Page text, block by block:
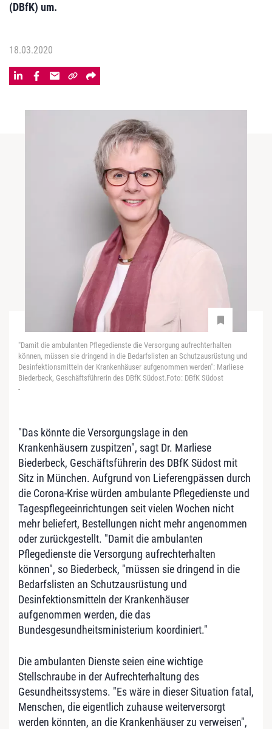
(DBfK) um.
18.03.2020
"Damit die ambulanten Pflegedienste die Versorgung aufrechterhalten
können, müssen sie dringend in die Bedarfslisten an Schutzausrüstung und
Desinfektionsmitteln der Krankenhäuser aufgenommen werden": Marliese
Biederbeck, Geschäftsführerin des DBfK Südost.Foto: DBfK Südost
-
"Das könnte die Versorgungslage in den
Krankenhäusern zuspitzen", sagt Dr. Marliese
Biederbeck, Geschäftsführerin des DBfK Südost mit
Sitz in München. Aufgrund von Lieferengpässen durch
die Corona-Krise würden ambulante Pflegedienste und
Tagespflegeeinrichtungen seit vielen Wochen nicht
mehr beliefert, Bestellungen nicht mehr angenommen
oder zurückgestellt. "Damit die ambulanten
Pflegedienste die Versorgung aufrechterhalten
können", so Biederbeck, "müssen sie dringend in die
Bedarfslisten an Schutzausrüstung und
Desinfektionsmitteln der Krankenhäuser
aufgenommen werden, die das
Bundesgesundheitsministerium koordiniert."
Die ambulanten Dienste seien eine wichtige
Stellschraube in der Aufrechterhaltung des
Gesundheitssystems. "Es wäre in dieser Situation fatal,
Menschen, die eigentlich zuhause weiterversorgt
werden könnten, an die Krankenhäuser zu verweisen",